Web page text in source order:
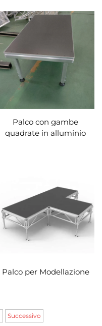
Palco con gambe
quadrate in alluminio
Palco per Modellazione
Successivo